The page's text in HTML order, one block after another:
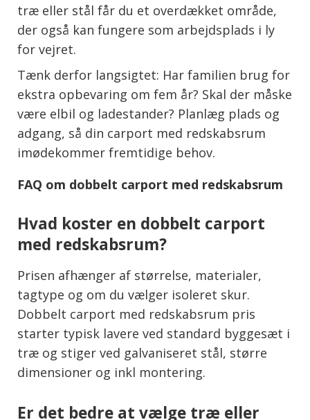
træ eller stål får du et overdækket område,
der også kan fungere som arbejdsplads i ly
for vejret.
Tænk derfor langsigtet: Har familien brug for
ekstra opbevaring om fem år? Skal der måske
være elbil og ladestander? Planlæg plads og
adgang, så din carport med redskabsrum
imødekommer fremtidige behov.
FAQ om dobbelt carport med redskabsrum
Hvad koster en dobbelt carport
med redskabsrum?
Prisen afhænger af størrelse, materialer,
tagtype og om du vælger isoleret skur.
Dobbelt carport med redskabsrum pris
starter typisk lavere ved standard byggesæt i
træ og stiger ved galvaniseret stål, større
dimensioner og inkl montering.
Er det bedre at vælge træ eller